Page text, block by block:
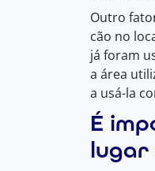
Outro
cão no
já foram
a área
a usá-la
É
lugar